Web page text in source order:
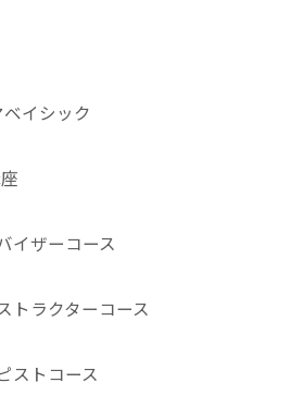
イシック
イザーコース
トラクターコース
ストコース